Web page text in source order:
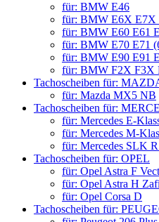
für: BMW E46
für: BMW E6X E7X
für: BMW E60 E61
für: BMW E70 E71
für: BMW E90 E91
für: BMW F2X F3X
Tachoscheiben für:
für: Mazda MX5 NB
Tachoscheiben für:
für: Mercedes E-
für: Mercedes M-
für: Mercedes SLK
Tachoscheiben für: OPEL
für: Opel Astra F
für: Opel Astra H
für: Opel Corsa D
Tachoscheiben für: